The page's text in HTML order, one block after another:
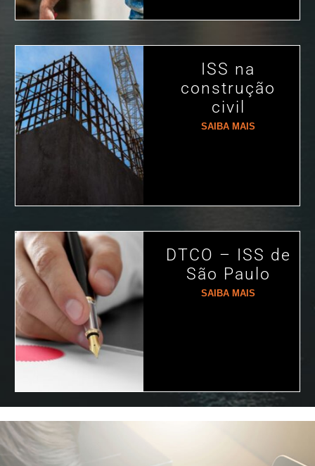
ISS na
construção
civil
SAIBA MAIS
DTCO – ISS de
São Paulo
SAIBA MAIS